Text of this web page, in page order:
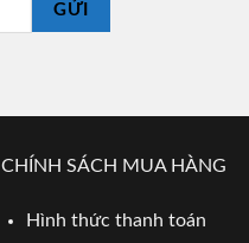
GỬI
CHÍNH SÁCH MUA HÀNG
Hình thức thanh toán